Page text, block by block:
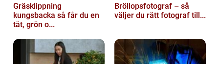
Gräsklippning
kungsbacka så får du en
tät, grön o...
Bröllopsfotograf – så
väljer du rätt fotograf till...